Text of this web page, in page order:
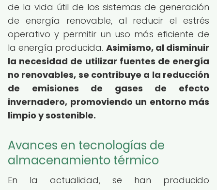
de la vida útil de los sistemas de generación
de energía renovable, al reducir el estrés
operativo y permitir un uso más eficiente de
la energía producida. Asimismo, al disminuir
la necesidad de utilizar fuentes de energía
no renovables, se contribuye a la reducción
de emisiones de gases de efecto
invernadero, promoviendo un entorno más
limpio y sostenible.
Avances en tecnologías de
almacenamiento térmico
En la actualidad, se han producido